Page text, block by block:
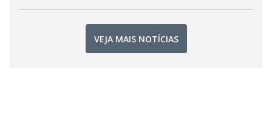
VEJA MAIS NOTÍCIAS